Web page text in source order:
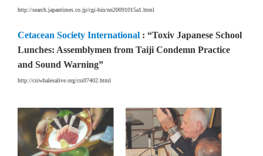
http://search.japantimes.co.jp/cgi-bin/nn20091015a1.html
Cetacean Society International : “Toxiv Japanese School
Lunches: Assemblymen from Taiji Condemn Practice
and Sound Warning”
http://csiwhalesalive.org/csi07402.html